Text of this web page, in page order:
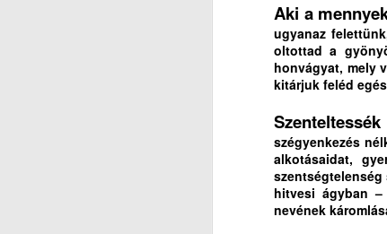
Aki a
ugyanaz
oltottad a
honvágyat, mely
kitárjuk feléd
szégyenkezés
alkotásaidat,
hitvesi ágyban
nevének